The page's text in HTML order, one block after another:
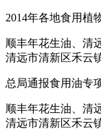
2014年各地食用植
顺丰年花生油、清
清远市清新区禾云
总局通报食用油专
顺丰年花生油、清
清远市清新区禾云